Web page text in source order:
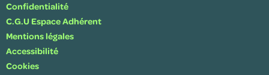
Confidentialité
C.G.U Espace Adhérent
Mentions légales
Accessibilité
Cookies